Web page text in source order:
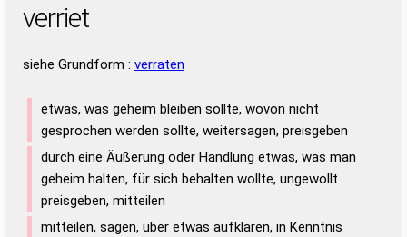
verriet
siehe Grundform : verraten
etwas, was geheim bleiben sollte, wovon nicht
gesprochen werden sollte, weitersagen, preisgeben
durch eine Äußerung oder Handlung etwas, was man
geheim halten, für sich behalten wollte, ungewollt
preisgeben, mitteilen
mitteilen, sagen, über etwas aufklären, in Kenntnis